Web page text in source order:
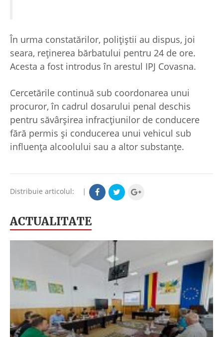
În urma constatărilor, polițiștii au dispus, joi
seara, reținerea bărbatului pentru 24 de ore.
Acesta a fost introdus în arestul IPJ Covasna.
Cercetările continuă sub coordonarea unui
procuror, în cadrul dosarului penal deschis
pentru săvârșirea infracțiunilor de conducere
fără permis și conducerea unui vehicul sub
influența alcoolului sau a altor substanțe.
Distribuie articolul: |
ACTUALITATE